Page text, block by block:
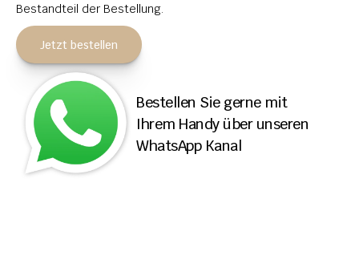
ACCESSOIRES
KONTAKT
ADRESSEN NIEDERLASSUNGEN
ÖFFNUNGSZEITEN
IMPRESSUM
Bestandteil der Bestellung.
Jetzt bestellen
Bestellen Sie gerne mit
Ihrem Handy über unseren
WhatsApp Kanal